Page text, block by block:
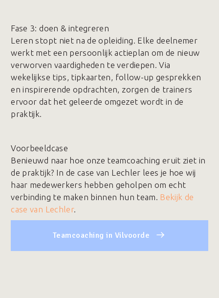
Fase 3️: doen & integreren
Leren stopt niet na de opleiding. Elke deelnemer
werkt met een persoonlijk actieplan om de nieuw
verworven vaardigheden te verdiepen. Via
wekelijkse tips, tipkaarten, follow-up gesprekken
en inspirerende opdrachten, zorgen de trainers
ervoor dat het geleerde omgezet wordt in de
praktijk.
Voorbeeldcase
Benieuwd naar hoe onze teamcoaching eruit ziet in
de praktijk? In de case van Lechler lees je hoe wij
haar medewerkers hebben geholpen om echt
verbinding te maken binnen hun team. Bekijk de
case van Lechler.
Teamcoaching in Vilvoorde